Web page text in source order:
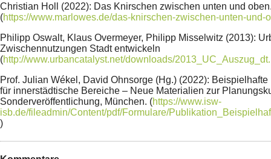
Christian Holl (2022): Das Knirschen zwischen unten und
(https://www.marlowes.de/das-knirschen-zwischen-unten-und-
Philipp Oswalt, Klaus Overmeyer, Philipp Misselwitz (2013):
Zwischennutzungen Stadt entwickeln
(http://www.urbancatalyst.net/downloads/
Prof. Julian Wékel, David Ohnsorge (Hg.) (2022):
für innerstädtische Bereiche – Neue Materialien zur
Sonderveröffentlichung, München. (https://www.isw-
isb.de/fileadmin/Content/pdf/Formulare/
)